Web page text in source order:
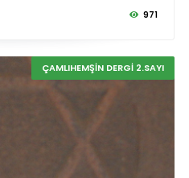
971
ÇAMLIHEMŞİN DERGİ 2.SAYI